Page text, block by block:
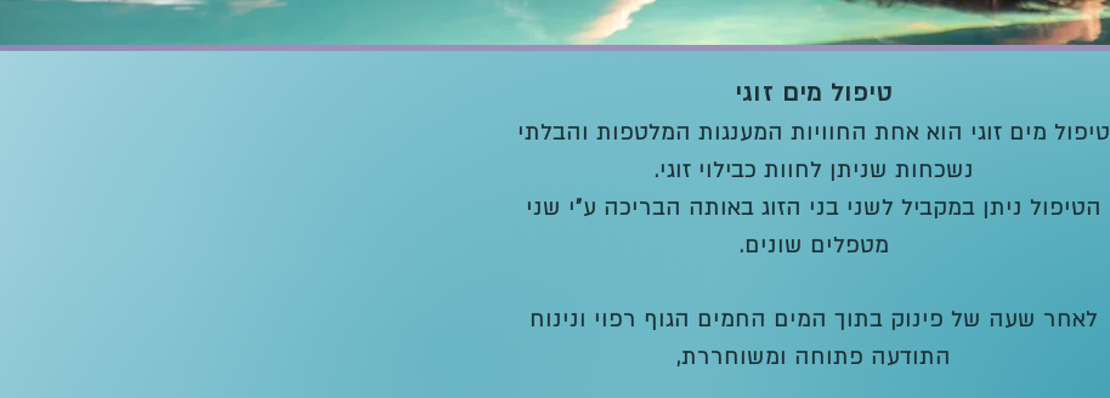
טיפול מים זוגי
טיפול מים זוגי הוא אחת החוויות המענגות המלטפות והבלתי
נשכחות שניתן לחוות כבילוי זוגי.
הטיפול ניתן במקביל לשני בני הזוג באותה הבריכה ע"י שני
מטפלים שונים.
לאחר שעה של פינוק בתוך המים החמים הגוף רפוי ונינוח
התודעה פתוחה ומשוחררת,